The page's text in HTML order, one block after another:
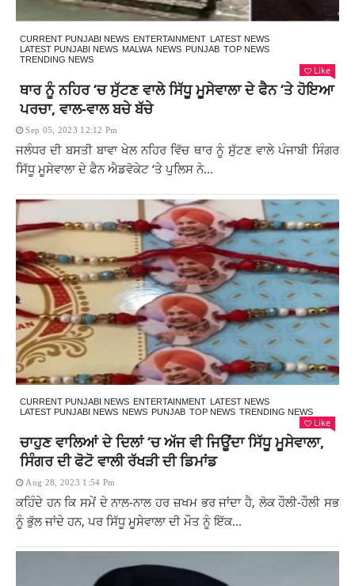
CURRENT PUNJABI NEWS ENTERTAINMENT LATEST NEWS
LATEST PUNJABI NEWS MALWA NEWS PUNJAB TOP NEWS
TRENDING NEWS
Like
ਥਾਰ ਨੂੰ ਨਹਿਰ ‘ਚ ਸੁੱਟਣ ਵਾਲੇ ਸਿੱਧੂ ਮੂਸੇਵਾਲਾ ਦੇ ਫੈਨ ‘ਤੇ ਹੋਇਆ
ਪਰਚਾ, ਵਾਲ-ਵਾਲ ਬਚੇ ਬੱਚੇ
Sep 05, 2023 12:12 Pm
ਜਲੰਧਰ ਦੀ ਬਸਤੀ ਬਾਵਾ ਖੇਲ ਨਹਿਰ ਵਿੱਚ ਥਾਰ ਨੂੰ ਸੁੱਟਣ ਵਾਲੇ ਪੰਜਾਬੀ ਸਿੰਗਰ
ਸਿੱਧੂ ਮੂਸੇਵਾਲਾ ਦੇ ਫੈਨ ਐਡਵੋਕੇਟ ‘ਤੇ ਪੁਲਿਸ ਨੇ...
CURRENT PUNJABI NEWS ENTERTAINMENT LATEST NEWS
LATEST PUNJABI NEWS NEWS PUNJAB TOP NEWS TRENDING NEWS
Like
ਚਾਹੁਣ ਵਾਲਿਆਂ ਦੇ ਦਿਲਾਂ ‘ਚ ਅੱਜ ਵੀ ਜਿਊਂਦਾ ਸਿੱਧੂ ਮੂਸੇਵਾਲਾ,
ਸਿੰਗਰ ਦੀ ਫੋਟੋ ਵਾਲੀ ਰੱਖੜੀ ਦੀ ਡਿਮਾਂਡ
Aug 28, 2023 1:54 Pm
ਕਹਿੰਦੇ ਹਨ ਕਿ ਸਮੇਂ ਦੇ ਨਾਲ-ਨਾਲ ਹਰ ਜ਼ਖਮ ਭਰ ਜਾਂਦਾ ਹੈ, ਲੋਕ ਹੌਲੀ-ਹੌਲੀ ਸਭ
ਨੂੰ ਭੁੱਲ ਜਾਂਦੇ ਹਨ, ਪਰ ਸਿੱਧੂ ਮੂਸੇਵਾਲਾ ਦੀ ਮੌਤ ਨੂੰ ਇੱਕ...